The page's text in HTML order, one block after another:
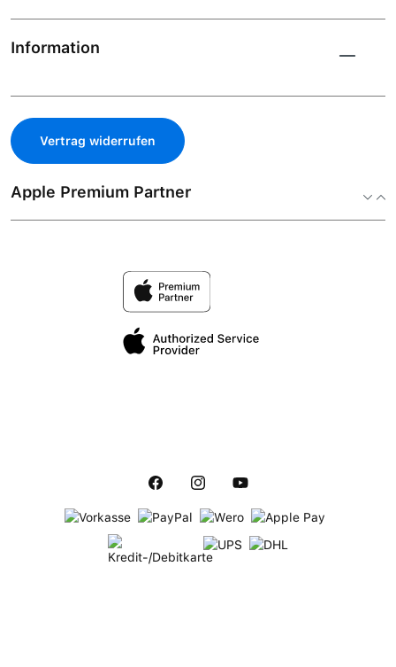
Information
Vertrag widerrufen
Apple Premium Partner